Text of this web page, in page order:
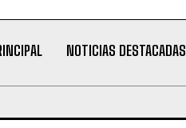
NOTICIAS DESTACADAS